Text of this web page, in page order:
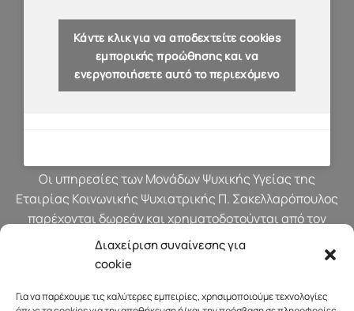
Διαχείριση συναίνεσης για
cookie
Για να παρέχουμε τις καλύτερες εμπειρίες, χρησιμοποιούμε τεχνολογίες
Κάντε κλικ για να αποδεχτείτε cookies
εμπορικής προώθησης και να
ενεργοποιήσετε αυτό το περιεχόμενο
Οι υπηρεσίες των Μονάδων Ψυχικής Υγείας της
Εταιρίας Κοινωνικής Ψυχιατρικής Π. Σακελλαρόπουλος
παρέχονται δωρεάν και χρηματοδοτούνται από τον
προϋπολογισμό του Υπουργείου Υγείας.